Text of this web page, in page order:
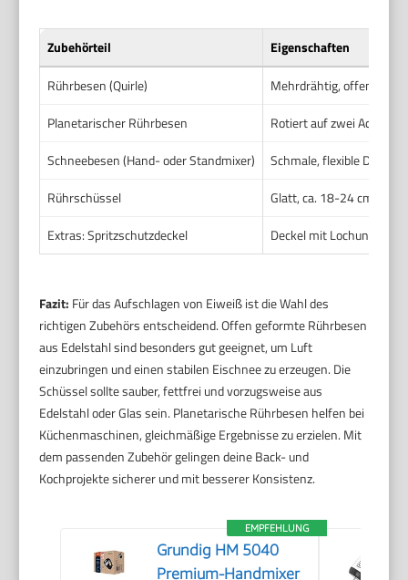
Zubehörteil
Eigenschaften
Rührbesen (Quirle)
Mehrdrähtig, offen
Planetarischer Rührbesen
Rotiert auf zwei Achsen
Schneebesen (Hand- oder Standmixer)
Schmale, flexible Drähte
Rührschüssel
Glatt, ca. 18-24 cm
Extras: Spritzschutzdeckel
Deckel mit Lochung für
Fazit: Für das Aufschlagen von Eiweiß ist die Wahl des
richtigen Zubehörs entscheidend. Offen geformte Rührbesen
aus Edelstahl sind besonders gut geeignet, um Luft
einzubringen und einen stabilen Eischnee zu erzeugen. Die
Schüssel sollte sauber, fettfrei und vorzugsweise aus
Edelstahl oder Glas sein. Planetarische Rührbesen helfen bei
Küchenmaschinen, gleichmäßige Ergebnisse zu erzielen. Mit
dem passenden Zubehör gelingen deine Back- und
Kochprojekte sicherer und mit besserer Konsistenz.
EMPFEHLUNG
Grundig HM 5040
Premium-Handmixer